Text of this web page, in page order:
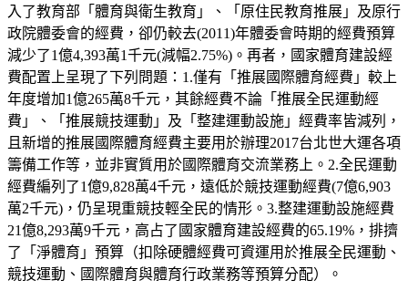
入了教育部「體育與衛生教育」、「原住民教育推展」及原行
政院體委會的經費，卻仍較去(2011)年體委會時期的經費預算
減少了1億4,393萬1千元(減幅2.75%)。再者，國家體育建設經
費配置上呈現了下列問題：1.僅有「推展國際體育經費」較上
年度增加1億265萬8千元，其餘經費不論「推展全民運動經
費」、「推展競技運動」及「整建運動設施」經費率皆減列，
且新增的推展國際體育經費主要用於辦理2017台北世大運各項
籌備工作等，並非實質用於國際體育交流業務上。2.全民運動
經費編列了1億9,828萬4千元，遠低於競技運動經費(7億6,903
萬2千元)，仍呈現重競技輕全民的情形。3.整建運動設施經費
21億8,293萬9千元，高占了國家體育建設經費的65.19%，排擠
了「淨體育」預算（扣除硬體經費可資運用於推展全民運動、
競技運動、國際體育與體育行政業務等預算分配）。